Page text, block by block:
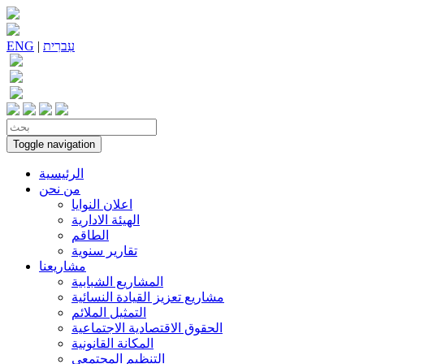
ENG | עִברִית
Toggle navigation
الرئيسية
من نحن
اعلان النوايا
الهيئة الادارية
الطاقم
تقارير سنوية
مشاريعنا
المشاريع الشبابية
مشاريع تعزيز القيادة النسائية
التمثيل الملائم
الحقوق الاقتصادية الاجتماعية
المكانة القانونية
التنظيم المجتمعي